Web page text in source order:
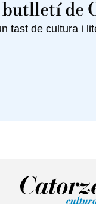
de
tast de cultura i